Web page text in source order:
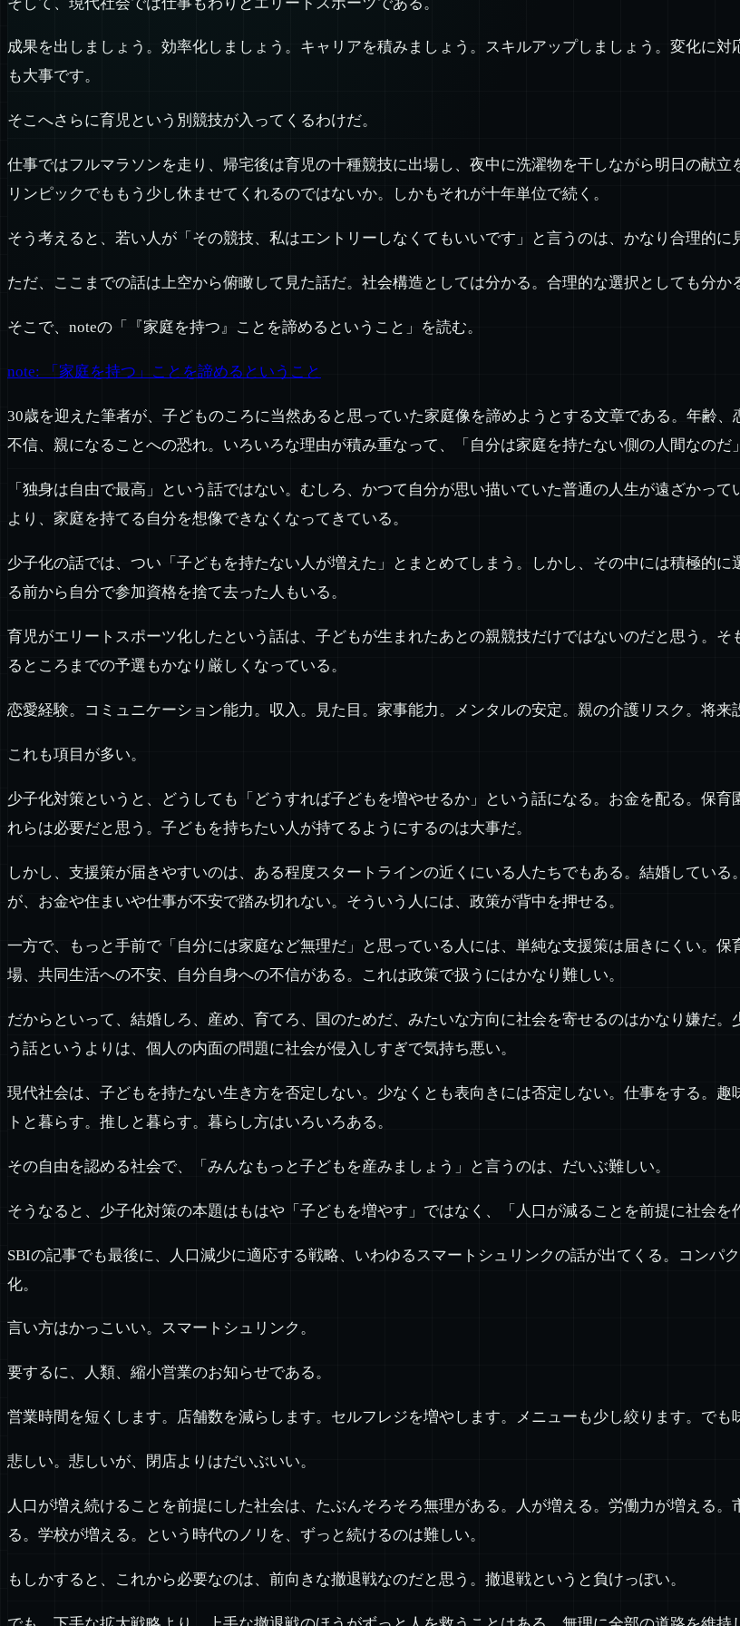
成果を出しましょう。効率化しましょう。キャリアを積みましょう。スキルアップしましょう。変化に
も大事です。
そこへさらに育児という別競技が入ってくるわけだ。
仕事ではフルマラソンを走り、帰宅後は育児の十種競技に出場し、夜中に洗濯物を干しながら明日の献
リンピックでももう少し休ませてくれるのではないか。しかもそれが十年単位で続く。
そう考えると、若い人が「その競技、私はエントリーしなくてもいいです」と言うのは、かなり合理的に
ただ、ここまでの話は上空から俯瞰して見た話だ。社会構造としては分かる。合理的な選択としても分か
そこで、noteの「『家庭を持つ』ことを諦めるということ」を読む。
note: 「家庭を持つ」ことを諦めるということ
30歳を迎えた筆者が、子どものころに当然あると思っていた家庭像を諦めようとする文章である。年齢
不信、親になることへの恐れ。いろいろな理由が積み重なって、「自分は家庭を持たない側の人間なのだ
「独身は自由で最高」という話ではない。むしろ、かつて自分が思い描いていた普通の人生が遠ざかっ
より、家庭を持てる自分を想像できなくなってきている。
少子化の話では、つい「子どもを持たない人が増えた」とまとめてしまう。しかし、その中には積極的
る前から自分で参加資格を捨て去った人もいる。
育児がエリートスポーツ化したという話は、子どもが生まれたあとの親競技だけではないのだと思う。
るところまでの予選もかなり厳しくなっている。
恋愛経験。コミュニケーション能力。収入。見た目。家事能力。メンタルの安定。親の介護リスク。将
これも項目が多い。
少子化対策というと、どうしても「どうすれば子どもを増やせるか」という話になる。お金を配る。保
れらは必要だと思う。子どもを持ちたい人が持てるようにするのは大事だ。
しかし、支援策が届きやすいのは、ある程度スタートラインの近くにいる人たちでもある。結婚してい
が、お金や住まいや仕事が不安で踏み切れない。そういう人には、政策が背中を押せる。
一方で、もっと手前で「自分には家庭など無理だ」と思っている人には、単純な支援策は届きにくい。
場、共同生活への不安、自分自身への不信がある。これは政策で扱うにはかなり難しい。
だからといって、結婚しろ、産め、育てろ、国のためだ、みたいな方向に社会を寄せるのはかなり嫌だ
う話というよりは、個人の内面の問題に社会が侵入しすぎで気持ち悪い。
現代社会は、子どもを持たない生き方を否定しない。少なくとも表向きには否定しない。仕事をする。
トと暮らす。推しと暮らす。暮らし方はいろいろある。
その自由を認める社会で、「みんなもっと子どもを産みましょう」と言うのは、だいぶ難しい。
そうなると、少子化対策の本題はもはや「子どもを増やす」ではなく、「人口が減ることを前提に社会
SBIの記事でも最後に、人口減少に適応する戦略、いわゆるスマートシュリンクの話が出てくる。コンパ
化。
言い方はかっこいい。スマートシュリンク。
要するに、人類、縮小営業のお知らせである。
営業時間を短くします。店舗数を減らします。セルフレジを増やします。メニューも少し絞ります。でも
悲しい。悲しいが、閉店よりはだいぶいい。
人口が増え続けることを前提にした社会は、たぶんそろそろ無理がある。人が増える。労働力が増える
る。学校が増える。という時代のノリを、ずっと続けるのは難しい。
もしかすると、これから必要なのは、前向きな撤退戦なのだと思う。撤退戦というと負けっぽい。